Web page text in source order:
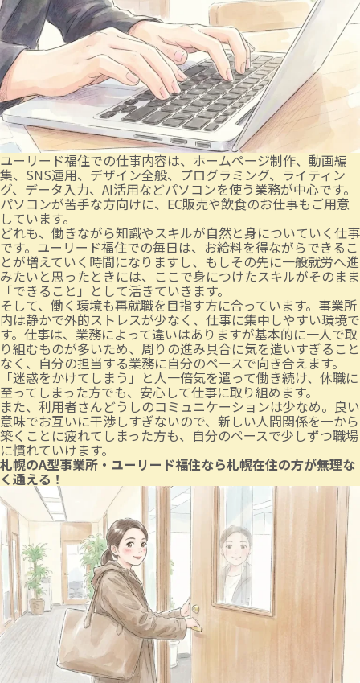
ユーリード福住での仕事内容は、ホームページ制作、動画編
集、SNS運用、デザイン全般、プログラミング、ライティン
グ、データ入力、AI活用などパソコンを使う業務が中心です。
パソコンが苦手な方向けに、EC販売や飲食のお仕事もご用意
しています。
どれも、働きながら知識やスキルが自然と身についていく仕事
です。ユーリード福住での毎日は、お給料を得ながらできるこ
とが増えていく時間になりますし、もしその先に一般就労へ進
みたいと思ったときには、ここで身につけたスキルがそのまま
「できること」として活きていきます。
そして、働く環境も再就職を目指す方に合っています。事業所
内は静かで外的ストレスが少なく、仕事に集中しやすい環境で
す。仕事は、業務によって違いはありますが基本的に一人で取
り組むものが多いため、周りの進み具合に気を遣いすぎること
なく、自分の担当する業務に自分のペースで向き合えます。
「迷惑をかけてしまう」と人一倍気を遣って働き続け、休職に
至ってしまった方でも、安心して仕事に取り組めます。
また、利用者さんどうしのコミュニケーションは少なめ。良い
意味でお互いに干渉しすぎないので、新しい人間関係を一から
築くことに疲れてしまった方も、自分のペースで少しずつ職場
に慣れていけます。
札幌のA型事業所・ユーリード福住なら札幌在住の方が無理な
く通える！